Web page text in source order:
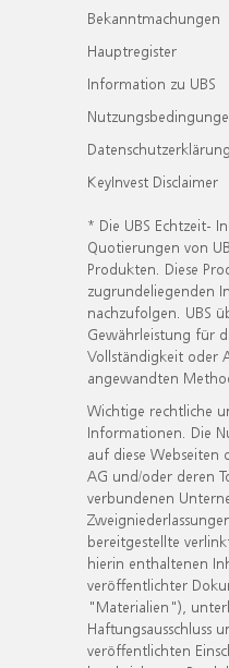
Bekanntmachungen
Hauptregister
Information zu UBS
Datenschutzerklärung
KeyInvest Disclaimer
* Die UBS Echtzeit-
Quotierungen von
Produkten. Diese
zugrundeliegenden
nachzufolgen. UBS
Gewährleistung für
Vollständigkeit oder
angewandten
Wichtige rechtliche
Informationen. Die
auf diese Webseiten
AG und/oder deren
verbundenen
bereitgestellte
hierin enthaltenen
veröffentlichter
"Materialien"),
Haftungsausschluss
veröffentlichten